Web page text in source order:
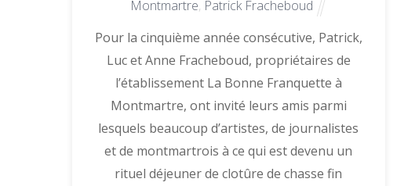
Montmartre, Patrick Fracheboud
Pour la cinquième année consécutive, Patrick,
Luc et Anne Fracheboud, propriétaires de
l’établissement La Bonne Franquette à
Montmartre, ont invité leurs amis parmi
lesquels beaucoup d’artistes, de journalistes
et de montmartrois à ce qui est devenu un
rituel déjeuner de clotûre de chasse fin